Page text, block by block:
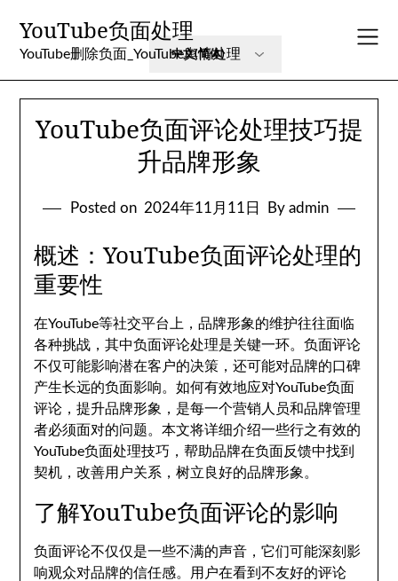
content
YouTube负面处理
YouTube删除负面_YouTube舆情处理
YouTube负面评论处理技巧提
升品牌形象
Posted on 2024年11月11日 By admin
概述：YouTube负面评论处理的
重要性
在YouTube等社交平台上，品牌形象的维护往往面临
各种挑战，其中负面评论处理是关键一环。负面评论
不仅可能影响潜在客户的决策，还可能对品牌的口碑
产生长远的负面影响。如何有效地应对YouTube负面
评论，提升品牌形象，是每一个营销人员和品牌管理
者必须面对的问题。本文将详细介绍一些行之有效的
YouTube负面处理技巧，帮助品牌在负面反馈中找到
契机，改善用户关系，树立良好的品牌形象。
了解YouTube负面评论的影响
负面评论不仅仅是一些不满的声音，它们可能深刻影
响观众对品牌的信任感。用户在看到不友好的评论